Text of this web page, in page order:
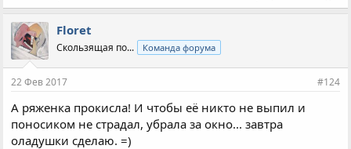
Floret
Скользящая по... Команда форума
22 Фев 2017 #124
А ряженка прокисла! И чтобы её никто не выпил и
поносиком не страдал, убрала за окно... завтра
оладушки сделаю. =)